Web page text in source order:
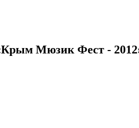
Мюзик Фест -